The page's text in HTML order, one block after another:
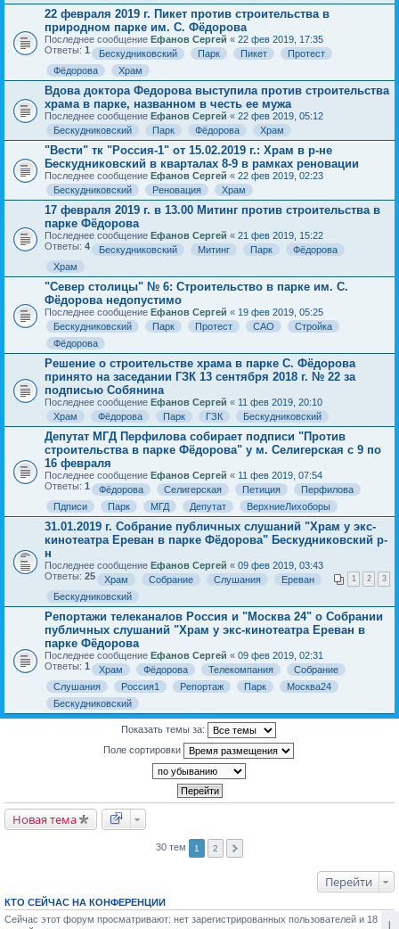
22 февраля 2019 г. Пикет против строительства в
природном парке им. С. Фёдорова
Последнее сообщение Ефанов Сергей « 22 фев 2019, 17:35
Ответы: 1 Бескудниковский Парк Пикет
Протест
Фёдорова
Храм
Вдова доктора Федорова выступила против строительства
храма в парке, названном в честь ее мужа
Последнее сообщение Ефанов Сергей « 22 фев 2019, 05:12
Бескудниковский
Парк Фёдорова Храм
"Вести" тк "Россия-1" от 15.02.2019 г.: Храм в р-не
Бескудниковский в кварталах 8-9 в рамках реновации
Последнее сообщение Ефанов Сергей « 22 фев 2019, 02:23
Бескудниковский
Реновация Храм
17 февраля 2019 г. в 13.00 Митинг против строительства в
парке Фёдорова
Последнее сообщение Ефанов Сергей « 21 фев 2019, 15:22
Ответы: 4 Бескудниковский Митинг Парк
Фёдорова
Храм
"Север столицы" № 6: Строительство в парке им. С.
Фёдорова недопустимо
Последнее сообщение Ефанов Сергей « 19 фев 2019, 05:25
Бескудниковский
Парк Протест САО
Стройка
Фёдорова
Решение о строительстве храма в парке С. Фёдорова
принято на заседании ГЗК 13 сентября 2018 г. № 22 за
подписью Собянина
Последнее сообщение Ефанов Сергей « 11 фев 2019, 20:10
Храм
Фёдорова Парк ГЗК Бескудниковский
Депутат МГД Перфилова собирает подписи "Против
строительства в парке Фёдорова" у м. Селигерская с 9 по
16 февраля
Последнее сообщение Ефанов Сергей « 11 фев 2019, 07:54
Ответы: 1 Фёдорова Селигерская Петиция
Перфилова
Пдписи
Парк МГД Депутат ВерхниеЛихоборы
31.01.2019 г. Собрание публичных слушаний "Храм у экс-
кинотеатра Ереван в парке Фёдорова" Бескудниковский р-
н
Последнее сообщение Ефанов Сергей « 09 фев 2019, 03:43
Ответы: 25 1 2 3
Храм Собрание Слушания
Ереван
Бескудниковский
Репортажи телеканалов Россия и "Москва 24" о Собрании
публичных слушаний "Храм у экс-кинотеатра Ереван в
парке Фёдорова
Последнее сообщение Ефанов Сергей « 09 фев 2019, 02:31
Ответы: 1 Храм Фёдорова Телекомпания
Собрание
Слушания
Россия1 Репортаж Парк
Москва24
Бескудниковский
Показать темы за:
Поле сортировки
Новая тема
30 тем 1 2
Перейти
КТО СЕЙЧАС НА КОНФЕРЕНЦИИ
Сейчас этот форум просматривают: нет зарегистрированных пользователей и 18